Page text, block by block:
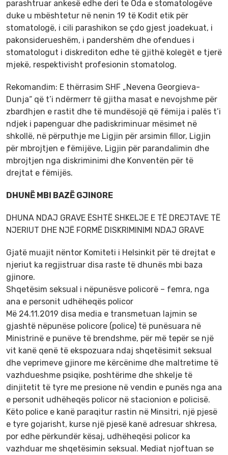
parashtruar ankesë edhe deri te Oda e stomatologëve
duke u mbështetur në nenin 19 të Kodit etik për
stomatologë, i cili parashikon se çdo gjest joadekuat, i
pakonsiderueshëm, i pandershëm dhe ofendues i
stomatologut i diskrediton edhe të gjithë kolegët e tjerë
mjekë, respektivisht profesionin stomatolog.
Rekomandim: E thërrasim SHF „Nevena Georgieva-
Dunja“ që t’i ndërmerr të gjitha masat e nevojshme për
zbardhjen e rastit dhe të mundësojë që fëmija i palës t’i
ndjek i papenguar dhe padiskriminuar mësimet në
shkollë, në përputhje me Ligjin për arsimin fillor, Ligjin
për mbrojtjen e fëmijëve, Ligjin për parandalimin dhe
mbrojtjen nga diskriminimi dhe Konventën për të
drejtat e fëmijës.
DHUNË MBI BAZË GJINORE
DHUNA NDAJ GRAVE ËSHTË SHKELJE E TË DREJTAVE TË
NJERIUT DHE NJË FORMË DISKRIMINIMI NDAJ GRAVE
Gjatë muajit nëntor Komiteti i Helsinkit për të drejtat e
njeriut ka regjistruar disa raste të dhunës mbi baza
gjinore.
Shqetësim seksual i nëpunësve policorë – femra, nga
ana e personit udhëheqës policor
Më 24.11.2019 disa media e transmetuan lajmin se
gjashtë nëpunëse policore (police) të punësuara në
Ministrinë e punëve të brendshme, për më tepër se një
vit kanë qenë të ekspozuara ndaj shqetësimit seksual
dhe veprimeve gjinore me kërcënime dhe maltretime të
vazhdueshme psiqike, poshtërime dhe shkelje të
dinjitetit të tyre me presione në vendin e punës nga ana
e personit udhëheqës policor në stacionion e policisë.
Këto police e kanë paraqitur rastin në Minsitri, një pjesë
e tyre gojarisht, kurse një pjesë kanë adresuar shkresa,
por edhe përkundër kësaj, udhëheqësi policor ka
vazhduar me shqetësimin seksual. Mediat njoftuan se